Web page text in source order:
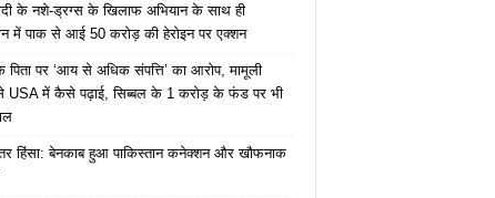
के नशे-ड्रग्स के खिलाफ अभियान के साथ ही
में पाक से आई 50 करोड़ की हेरोइन पर एक्शन
पिता पर ‘आय से अधिक संपत्ति’ का आरोप, मामूली
USA में कैसे पढ़ाई, सिब्बल के 1 करोड़ के फंड पर भी
हिंसा: बेनकाब हुआ पाकिस्तान कनेक्शन और खौफनाक